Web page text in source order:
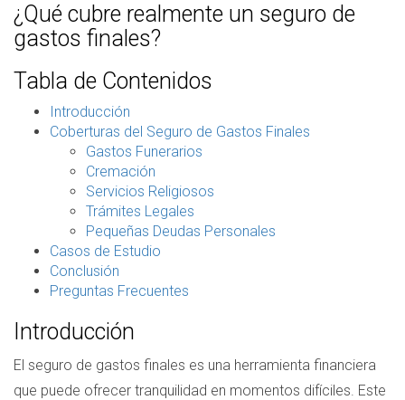
¿Qué cubre realmente un seguro de
gastos finales?
Tabla de Contenidos
Introducción
Coberturas del Seguro de Gastos Finales
Gastos Funerarios
Cremación
Servicios Religiosos
Trámites Legales
Pequeñas Deudas Personales
Casos de Estudio
Conclusión
Preguntas Frecuentes
Introducción
El seguro de gastos finales es una herramienta financiera
que puede ofrecer tranquilidad en momentos difíciles. Este